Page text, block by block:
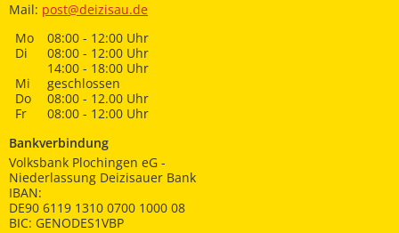
Mail: post@deizisau.de
Mo
08:00 - 12:00 Uhr
Di
08:00 - 12:00 Uhr
14:00 - 18:00 Uhr
Mi
geschlossen
Do
08:00 - 12.00 Uhr
Fr
08:00 - 12:00 Uhr
Bankverbindung
Volksbank Plochingen eG -
Niederlassung Deizisauer Bank
IBAN:
DE90 6119 1310 0700 1000 08
BIC: GENODES1VBP